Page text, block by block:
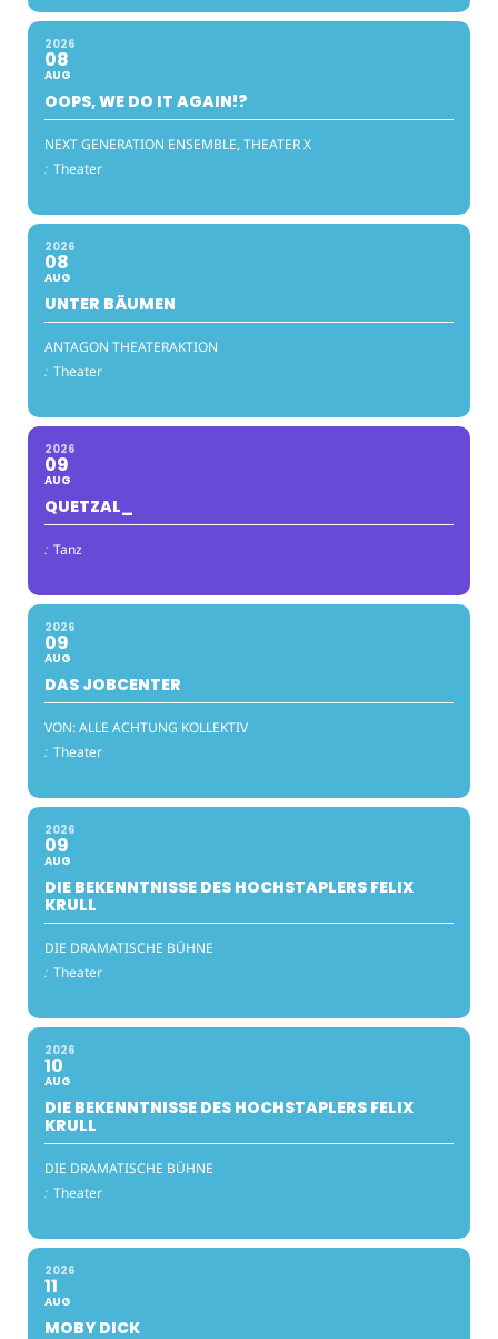
2026
08
AUG
OOPS, WE DO IT AGAIN!?
NEXT GENERATION ENSEMBLE, THEATER X
: Theater
2026
08
AUG
UNTER BÄUMEN
ANTAGON THEATERAKTION
: Theater
2026
09
AUG
QUETZAL_
: Tanz
2026
09
AUG
DAS JOBCENTER
VON: ALLE ACHTUNG KOLLEKTIV
: Theater
2026
09
AUG
DIE BEKENNTNISSE DES HOCHSTAPLERS FELIX
KRULL
DIE DRAMATISCHE BÜHNE
: Theater
2026
10
AUG
DIE BEKENNTNISSE DES HOCHSTAPLERS FELIX
KRULL
DIE DRAMATISCHE BÜHNE
: Theater
2026
11
AUG
MOBY DICK